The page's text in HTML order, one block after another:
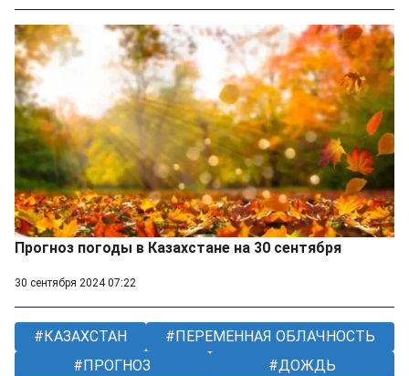
Прогноз погоды в Казахстане на 30 сентября
30 сентября 2024 07:22
КАЗАХСТАН
ПЕРЕМЕННАЯ ОБЛАЧНОСТЬ
ПРОГНОЗ
ДОЖДЬ